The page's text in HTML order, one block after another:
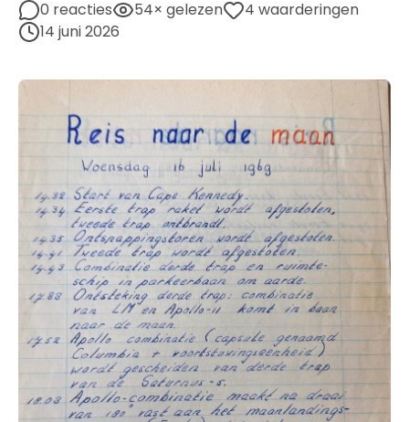
0 reacties 54× gelezen
4 waarderingen
14 juni 2026